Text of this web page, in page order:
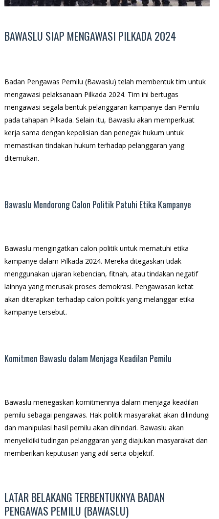
BAWASLU SIAP MENGAWASI PILKADA 2024
Badan Pengawas Pemilu (Bawaslu) telah membentuk tim untuk
mengawasi pelaksanaan Pilkada 2024. Tim ini bertugas
mengawasi segala bentuk pelanggaran kampanye dan Pemilu
pada tahapan Pilkada. Selain itu, Bawaslu akan memperkuat
kerja sama dengan kepolisian dan penegak hukum untuk
memastikan tindakan hukum terhadap pelanggaran yang
ditemukan.
Bawaslu Mendorong Calon Politik Patuhi Etika Kampanye
Bawaslu mengingatkan calon politik untuk mematuhi etika
kampanye dalam Pilkada 2024. Mereka ditegaskan tidak
menggunakan ujaran kebencian, fitnah, atau tindakan negatif
lainnya yang merusak proses demokrasi. Pengawasan ketat
akan diterapkan terhadap calon politik yang melanggar etika
kampanye tersebut.
Komitmen Bawaslu dalam Menjaga Keadilan Pemilu
Bawaslu menegaskan komitmennya dalam menjaga keadilan
pemilu sebagai pengawas. Hak politik masyarakat akan dilindungi
dan manipulasi hasil pemilu akan dihindari. Bawaslu akan
menyelidiki tudingan pelanggaran yang diajukan masyarakat dan
memberikan keputusan yang adil serta objektif.
LATAR BELAKANG TERBENTUKNYA BADAN
PENGAWAS PEMILU (BAWASLU)